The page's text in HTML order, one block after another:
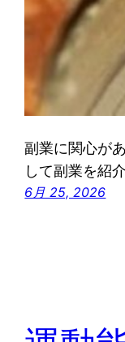
副業に関心が
して副業を紹
6月 25, 2026